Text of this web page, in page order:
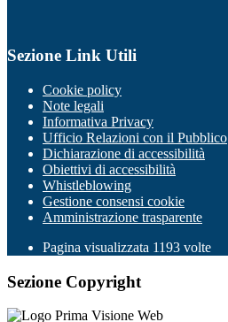
Sezione Link Utili
Cookie policy
Note legali
Informativa Privacy
Ufficio Relazioni con il Pubblico
Dichiarazione di accessibilità
Obiettivi di accessibilità
Whistleblowing
Gestione consensi cookie
Amministrazione trasparente
Pagina visualizzata 1193 volte
Sezione Copyright